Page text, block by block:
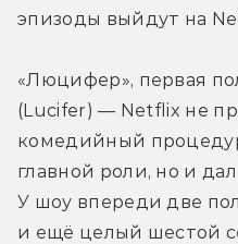
эпизоды выйдут на
«Люцифер», первая
(Lucifer) — Netflix не
комедийный
главной роли, но и
У шоу впереди две
и ещё целый шестой